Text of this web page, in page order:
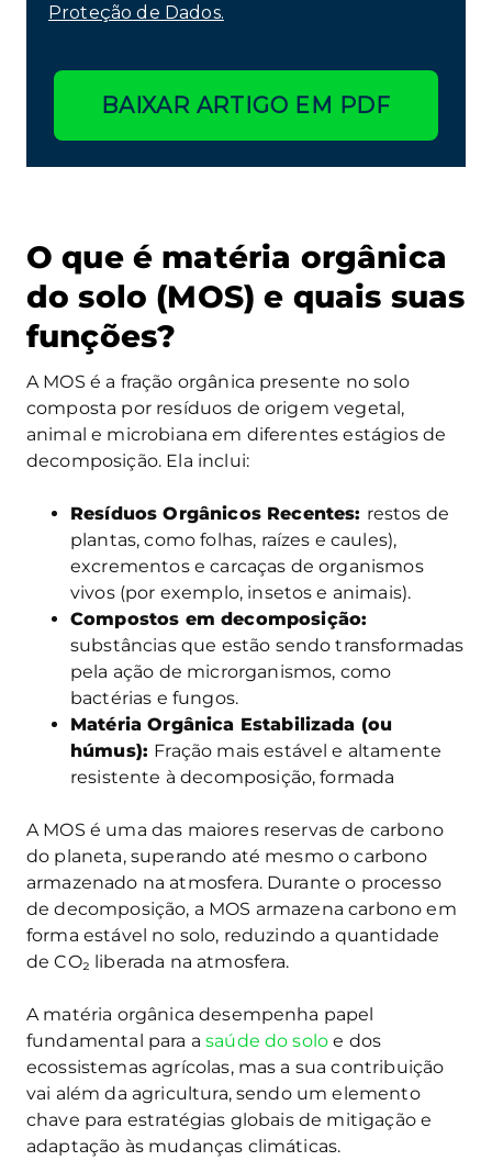
Proteção de Dados.
BAIXAR ARTIGO EM PDF
O que é matéria orgânica
do solo (MOS) e quais suas
funções?
A MOS é a fração orgânica presente no solo
composta por resíduos de origem vegetal,
animal e microbiana em diferentes estágios de
decomposição. Ela inclui:
Resíduos Orgânicos Recentes: restos de
plantas, como folhas, raízes e caules),
excrementos e carcaças de organismos
vivos (por exemplo, insetos e animais).
Compostos em decomposição:
substâncias que estão sendo transformadas
pela ação de microrganismos, como
bactérias e fungos.
Matéria Orgânica Estabilizada (ou
húmus): Fração mais estável e altamente
resistente à decomposição, formada
A MOS é uma das maiores reservas de carbono
do planeta, superando até mesmo o carbono
armazenado na atmosfera. Durante o processo
de decomposição, a MOS armazena carbono em
forma estável no solo, reduzindo a quantidade
de CO₂ liberada na atmosfera.
A matéria orgânica desempenha papel
fundamental para asaúde do solo e dos
ecossistemas agrícolas, mas a sua contribuição
vai além da agricultura, sendo um elemento
chave para estratégias globais de mitigação e
adaptação às mudanças climáticas.